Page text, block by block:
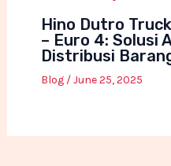
Hino Dutro
– Euro 4: Solusi
Distribusi
Blog/June 25, 2025